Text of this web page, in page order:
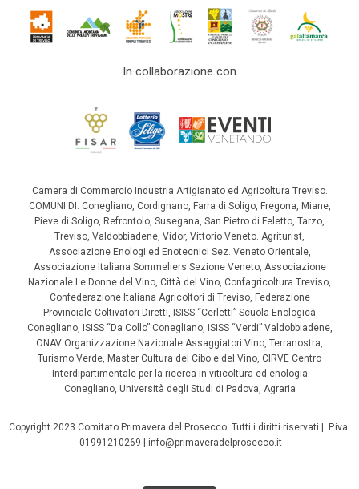
In collaborazione con
Camera di Commercio Industria Artigianato ed Agricoltura Treviso.
COMUNI DI: Conegliano, Cordignano, Farra di Soligo, Fregona, Miane,
Pieve di Soligo, Refrontolo, Susegana, San Pietro di Feletto, Tarzo,
Treviso, Valdobbiadene, Vidor, Vittorio Veneto. Agriturist,
Associazione Enologi ed Enotecnici Sez. Veneto Orientale,
Associazione Italiana Sommeliers Sezione Veneto, Associazione
Nazionale Le Donne del Vino, Città del Vino, Confagricoltura Treviso,
Confederazione Italiana Agricoltori di Treviso, Federazione
Provinciale Coltivatori Diretti, ISISS “Cerletti” Scuola Enologica
Conegliano, ISISS “Da Collo” Conegliano, ISISS “Verdi” Valdobbiadene,
ONAV Organizzazione Nazionale Assaggiatori Vino, Terranostra,
Turismo Verde, Master Cultura del Cibo e del Vino, CIRVE Centro
Interdipartimentale per la ricerca in viticoltura ed enologia
Conegliano, Università degli Studi di Padova, Agraria
Copyright 2023 Comitato Primavera del Prosecco. Tutti i diritti riservati | P.iva:
01991210269 | info@primaveradelprosecco.it